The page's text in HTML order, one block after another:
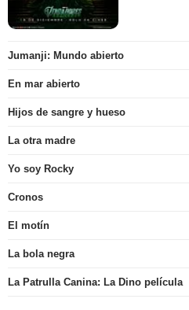
Jumanji: Mundo abierto
En mar abierto
Hijos de sangre y hueso
La otra madre
Yo soy Rocky
Cronos
El motín
La bola negra
La Patrulla Canina: La Dino película